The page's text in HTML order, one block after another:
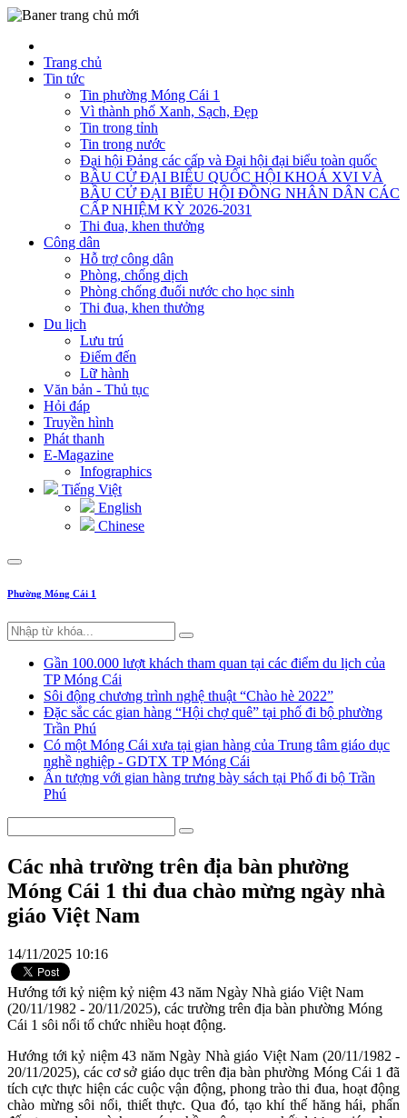
Trang chủ
Tin tức
Tin phường Móng Cái 1
Vì thành phố Xanh, Sạch, Đẹp
Tin trong tỉnh
Tin trong nước
Đại hội Đảng các cấp và Đại hội đại biểu toàn quốc
BẦU CỬ ĐẠI BIỂU QUỐC HỘI KHOÁ XVI VÀ
BẦU CỬ ĐẠI BIỂU HỘI ĐỒNG NHÂN DÂN CÁC
CẤP NHIỆM KỲ 2026-2031
Thi đua, khen thưởng
Công dân
Hỗ trợ công dân
Phòng, chống dịch
Phòng chống đuối nước cho học sinh
Thi đua, khen thưởng
Du lịch
Lưu trú
Điểm đến
Lữ hành
Văn bản - Thủ tục
Hỏi đáp
Truyền hình
Phát thanh
E-Magazine
Infographics
Tiếng Việt
English
Chinese
Phường Móng Cái 1
Gần 100.000 lượt khách tham quan tại các điểm du lịch của
TP Móng Cái
Sôi động chương trình nghệ thuật “Chào hè 2022”
Đặc sắc các gian hàng “Hội chợ quê” tại phố đi bộ phường
Trần Phú
Có một Móng Cái xưa tại gian hàng của Trung tâm giáo dục
nghề nghiệp - GDTX TP Móng Cái
Ấn tượng với gian hàng trưng bày sách tại Phố đi bộ Trần
Phú
Các nhà trường trên địa bàn phường
Móng Cái 1 thi đua chào mừng ngày nhà
giáo Việt Nam
14/11/2025 10:16
Hướng tới kỷ niệm kỷ niệm 43 năm Ngày Nhà giáo Việt Nam
(20/11/1982 - 20/11/2025), các trường trên địa bàn phường Móng
Cái 1 sôi nổi tổ chức nhiều hoạt động.
Hướng tới kỷ niệm 43 năm Ngày Nhà giáo Việt Nam (20/11/1982 -
20/11/2025), các cơ sở giáo dục trên địa bàn phường Móng Cái 1 đã
tích cực thực hiện các cuộc vận động, phong trào thi đua, hoạt động
chào mừng sôi nổi, thiết thực. Qua đó, tạo khí thế hăng hái, phấn